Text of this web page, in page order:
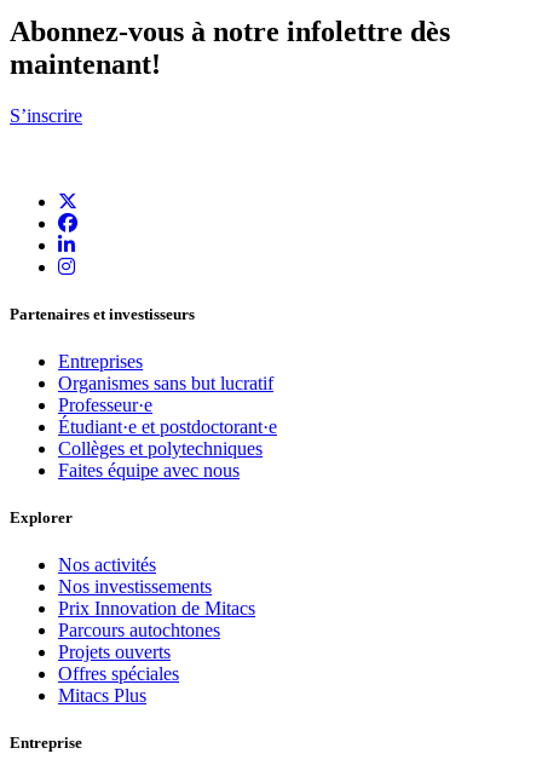
Abonnez-vous à notre infolettre dès
maintenant!
S’inscrire
Partenaires et investisseurs
Entreprises
Organismes sans but lucratif
Professeur·e
Étudiant·e et postdoctorant·e
Collèges et polytechniques
Faites équipe avec nous
Explorer
Nos activités
Nos investissements
Prix Innovation de Mitacs
Parcours autochtones
Projets ouverts
Offres spéciales
Mitacs Plus
Entreprise